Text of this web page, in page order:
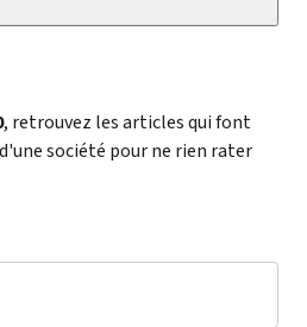
, retrouvez les articles qui font
société pour ne rien rater